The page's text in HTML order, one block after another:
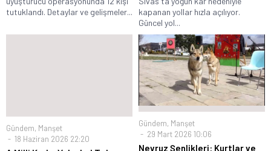
tutuklandı. Detaylar ve gelişmeler...
kapanan yollar hızla açılıyor.
Güncel yol...
Gündem, Manşet
18 Haziran 2026 22:20
Gündem, Manşet
29 Mart 2026 10:06
Nevruz Şenlikleri: Kurtlar ve